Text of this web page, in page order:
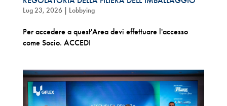
Lug 23, 2026| Lobbying
Per accedere a quest'Area devi effettuare l'accesso
come Socio. ACCEDI